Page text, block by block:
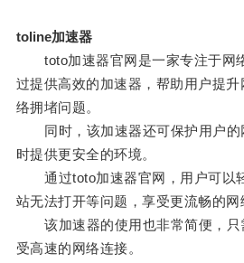
toline加速器
toto加速器官网是一家专注于网
过提供高效的加速器，帮助用户提
络拥堵问题。
同时，该加速器还可保护用户的
时提供更安全的环境。
通过toto加速器官网，用户可以
站无法打开等问题，享受更流畅的网
该加速器的使用也非常简便，只
受高速的网络连接。